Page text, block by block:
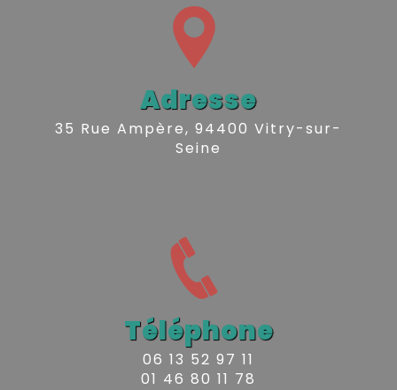
Adresse
35 Rue Ampère, 94400 Vitry-sur-
Seine
Téléphone
06 13 52 97 11
01 46 80 11 78